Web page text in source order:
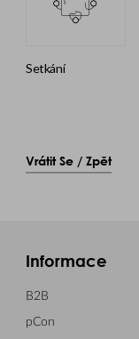
setkání
Vrátit Se / Zpět
Informace
B2B
pCon